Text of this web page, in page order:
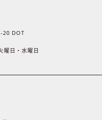
20 DOT
日・水曜日